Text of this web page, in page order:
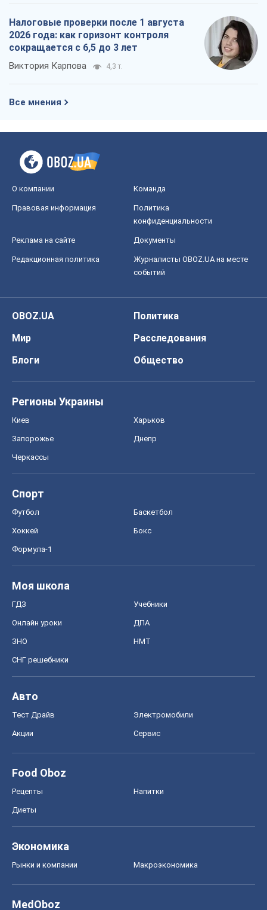
Налоговые проверки после 1 августа
2026 года: как горизонт контроля
сокращается с 6,5 до 3 лет
Виктория Карпова 4,3 т.
Все мнения
О компании Команда
Правовая информация
Политика
конфиденциальности
Реклама на сайте Документы
Редакционная политика
Журналисты OBOZ.UA на месте
событий
OBOZ.UA
Политика
Мир
Расследования
Блоги
Общество
Регионы Украины
Киев Харьков
Запорожье Днепр
Черкассы
Спорт
Футбол Баскетбол
Хоккей Бокс
Формула-1
Моя школа
ГДЗ Учебники
Онлайн уроки ДПА
ЗНО НМТ
СНГ решебники
Авто
Тест Драйв Электромобили
Акции Сервис
Food Oboz
Рецепты Напитки
Диеты
Экономика
Рынки и компании Mакроэкономика
MedOboz